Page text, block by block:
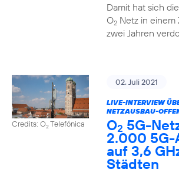
Damit hat sich
O2Netz in einem
zwei Jahren
Credits: O2Telefónica
02. Juli 2021
LIVE-INTERVIEW
NETZAUSBAU-
O2 5G-
2.000 5G-
auf 3,6
Städten